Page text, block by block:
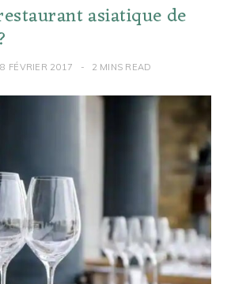
asiatique de
8 FÉVRIER 2017 2 MINS READ